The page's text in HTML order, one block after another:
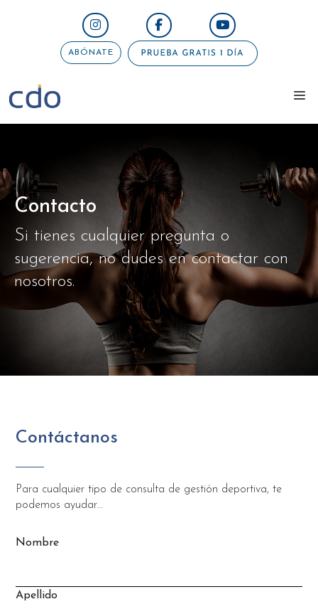
ABÓNATE
Contacto
Si tienes cualquier pregunta o
sugerencia, no dudes en contactar con
nosotros.
Contáctanos
Para cualquier tipo de consulta de gestión deportiva, te
podemos ayudar…
Nombre
Apellido